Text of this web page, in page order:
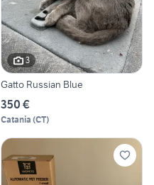
3
Gatto Russian Blue
350 €
Catania (CT)